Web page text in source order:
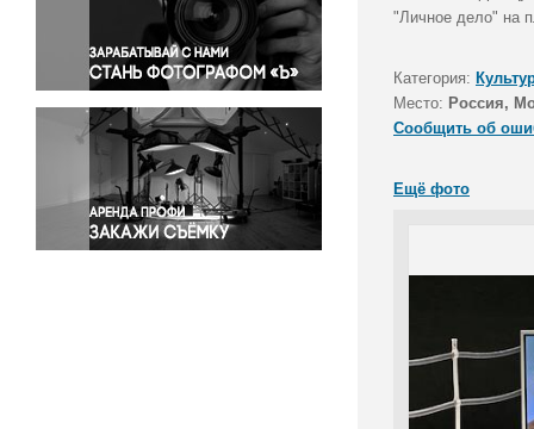
Правосудие
Происшествия и конфликты
Религия
Светская жизнь
Спорт
Экология
Экономика и бизнес
"Личное дело" на
Категория:
Место: Россия,
Сообщить об
Ещё фото